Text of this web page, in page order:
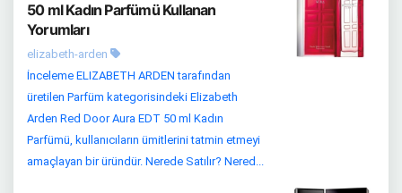
50 ml Kadın Parfümü Kullanan
Yorumları
elizabeth-arden
İnceleme ELIZABETH ARDEN tarafından
üretilen Parfüm kategorisindeki Elizabeth
Arden Red Door Aura EDT 50 ml Kadın
Parfümü, kullanıcıların ümitlerini tatmin etmeyi
amaçlayan bir üründür. Nerede Satılır? Nered...